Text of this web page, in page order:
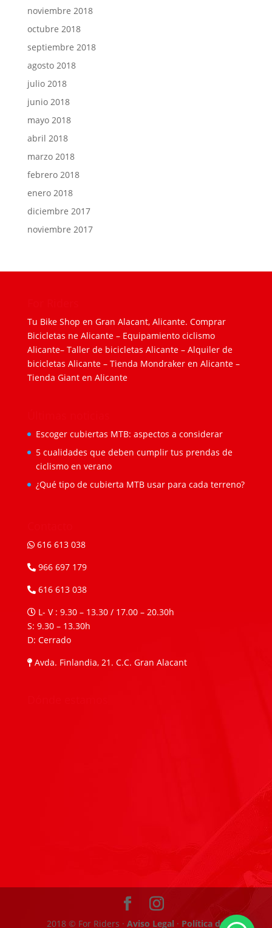
noviembre 2018
octubre 2018
septiembre 2018
agosto 2018
julio 2018
junio 2018
mayo 2018
abril 2018
marzo 2018
febrero 2018
enero 2018
diciembre 2017
noviembre 2017
Tu Bike Shop en Gran Alacant, Alicante. Comprar
Bicicletas ne Alicante– Equipamiento ciclismo
Alicante– Taller de bicicletas Alicante– Alquiler de
bicicletas Alicante– Tienda Mondraker en Alicante–
Tienda Giant en Alicante
Escoger cubiertas MTB: aspectos a considerar
5 cualidades que deben cumplir tus prendas de
ciclismo en verano
¿Qué tipo de cubierta MTB usar para cada terreno?
616 613 038
966 697 179
616 613 038
L- V : 9.30 – 13.30 / 17.00 – 20.30h
S: 9.30 – 13.30h
D: Cerrado
Avda. Finlandia, 21. C.C. Gran Alacant
2018 © For Riders · Aviso Legal · Política de